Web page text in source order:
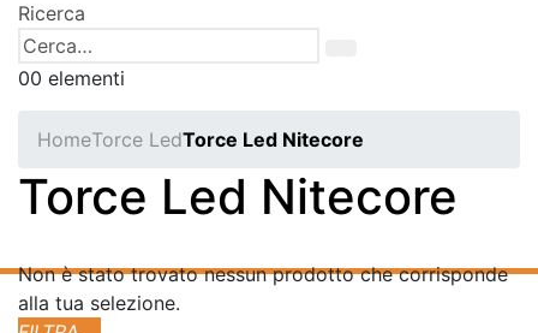
Ricerca
00 elementi
HomeTorce LedTorce Led Nitecore
Torce Led Nitecore
Non è stato trovato nessun prodotto che corrisponde
alla tua selezione.